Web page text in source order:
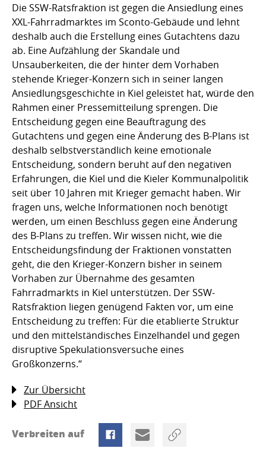
Die SSW-Ratsfraktion ist gegen die Ansiedlung eines
XXL-Fahrradmarktes im Sconto-Gebäude und lehnt
deshalb auch die Erstellung eines Gutachtens dazu
ab. Eine Aufzählung der Skandale und
Unsauberkeiten, die der hinter dem Vorhaben
stehende Krieger-Konzern sich in seiner langen
Ansiedlungsgeschichte in Kiel geleistet hat, würde den
Rahmen einer Pressemitteilung sprengen. Die
Entscheidung gegen eine Beauftragung des
Gutachtens und gegen eine Änderung des B-Plans ist
deshalb selbstverständlich keine emotionale
Entscheidung, sondern beruht auf den negativen
Erfahrungen, die Kiel und die Kieler Kommunalpolitik
seit über 10 Jahren mit Krieger gemacht haben. Wir
fragen uns, welche Informationen noch benötigt
werden, um einen Beschluss gegen eine Änderung
des B-Plans zu treffen. Wir wissen nicht, wie die
Entscheidungsfindung der Fraktionen vonstatten
geht, die den Krieger-Konzern bisher in seinem
Vorhaben zur Übernahme des gesamten
Fahrradmarkts in Kiel unterstützen. Der SSW-
Ratsfraktion liegen genügend Fakten vor, um eine
Entscheidung zu treffen: Für die etablierte Struktur
und den mittelständisches Einzelhandel und gegen
disruptive Spekulationsversuche eines
Großkonzerns.“
Zur Übersicht
PDF Ansicht
Verbreiten auf